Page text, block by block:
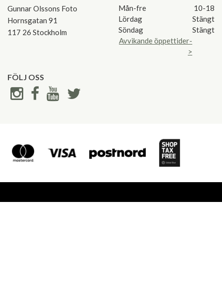
Gunnar Olssons Foto
Hornsgatan 91
117 26 Stockholm
Mån-fre
10-18
Lördag
Stängt
Söndag
Stängt
Avvikande öppettider-
>
FÖLJ OSS